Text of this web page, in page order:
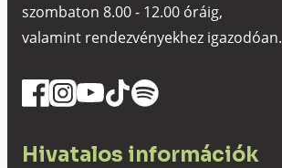
szombaton 8.00 - 12.00 óráig,
valamint rendezvényekhez igazodóan.
Hivatalos információk